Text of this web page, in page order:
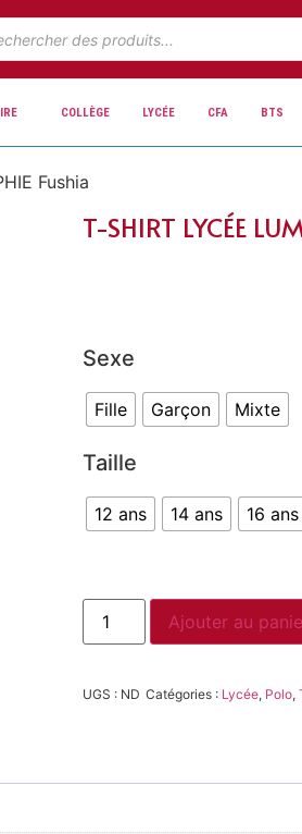
COLLÈGE LYCÉE CFA BTS
Fushia
T-SHIRT LYCÉE
Sexe
Fille Garçon Mixte
Taille
12 ans 14 ans 16 ans
Ajouter au
UGS : ND Catégories : Lycée, Polo,